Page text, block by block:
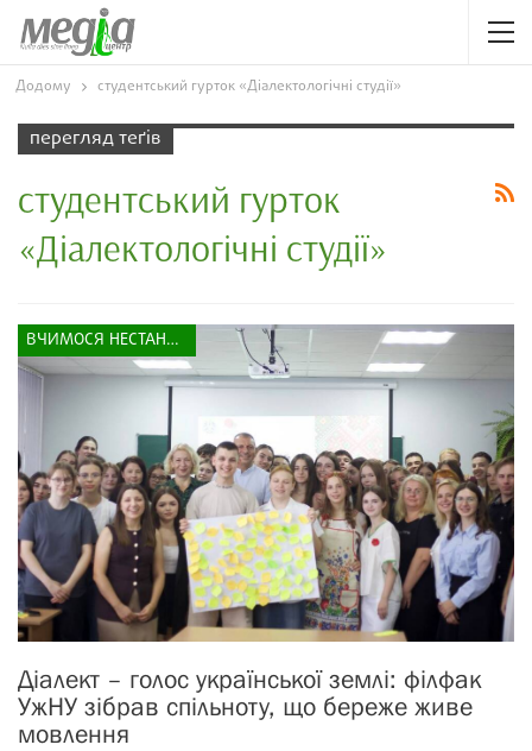
Додому студентський гурток «Діалектологічні студії»
перегляд теґів
студентський гурток
«Діалектологічні студії»
ВЧИМОСЯ НЕСТАНДАРТНО
Діалект – голос української землі: філфак
УжНУ зібрав спільноту, що береже живе
мовлення